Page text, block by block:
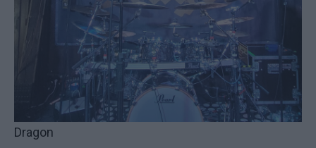
Dragon